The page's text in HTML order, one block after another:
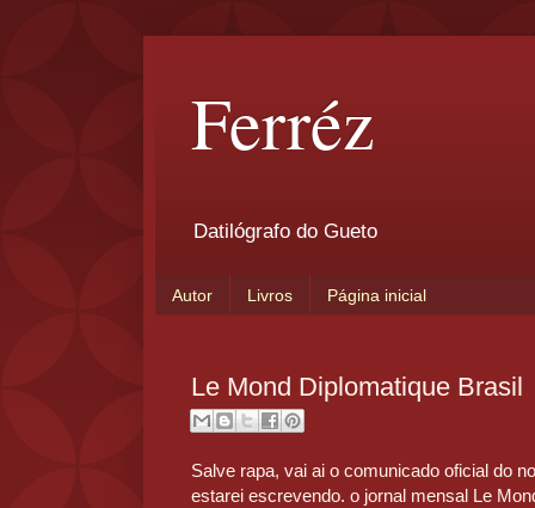
Ferréz
Datilógrafo do Gueto
Autor Livros Página inicial
Le Mond Diplomatique Brasil
Salve rapa, vai ai o comunicado oficial do
estarei escrevendo. o jornal mensal Le